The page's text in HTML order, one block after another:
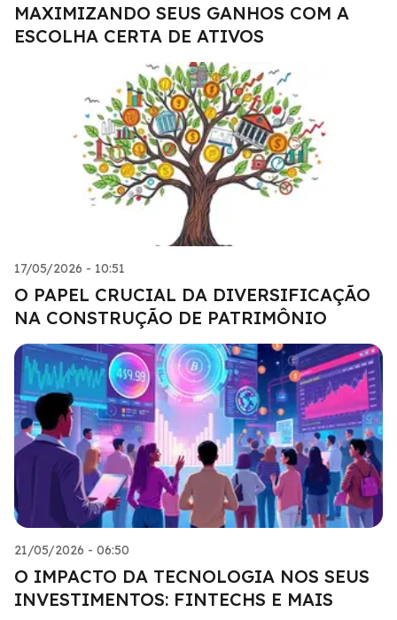
MAXIMIZANDO SEUS GANHOS COM A
ESCOLHA CERTA DE ATIVOS
17/05/2026 - 10:51
O PAPEL CRUCIAL DA DIVERSIFICAÇÃO
NA CONSTRUÇÃO DE PATRIMÔNIO
21/05/2026 - 06:50
O IMPACTO DA TECNOLOGIA NOS SEUS
INVESTIMENTOS: FINTECHS E MAIS